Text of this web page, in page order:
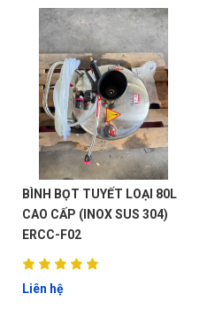
BÌNH BỌT TUYẾT LOẠI 80L
CAO CẤP (INOX SUS 304)
ERCC-F02
Liên hệ